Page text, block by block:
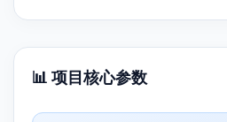
📊 项目核心参数